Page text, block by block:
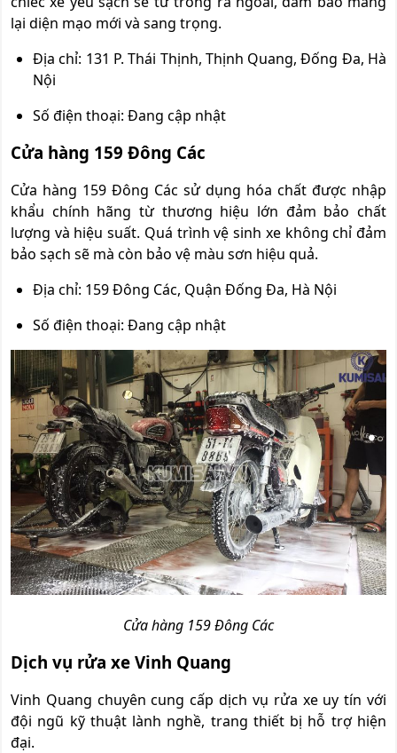
lại diện mạo mới và sang trọng.
Địa chỉ: 131 P. Thái Thịnh, Thịnh Quang, Đống Đa, Hà
Nội
Số điện thoại: Đang cập nhật
Cửa hàng 159 Đông Các
Cửa hàng 159 Đông Các sử dụng hóa chất được nhập
khẩu chính hãng từ thương hiệu lớn đảm bảo chất
lượng và hiệu suất. Quá trình vệ sinh xe không chỉ đảm
bảo sạch sẽ mà còn bảo vệ màu sơn hiệu quả.
Địa chỉ: 159 Đông Các, Quận Đống Đa, Hà Nội
Số điện thoại: Đang cập nhật
Cửa hàng 159 Đông Các
Dịch vụ rửa xe Vinh Quang
Vinh Quang chuyên cung cấp dịch vụ rửa xe uy tín với
đội ngũ kỹ thuật lành nghề, trang thiết bị hỗ trợ hiện
đại.